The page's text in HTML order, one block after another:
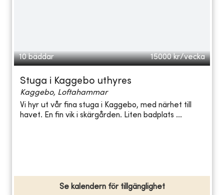
10 bäddar 15000 kr/vecka
Stuga i Kaggebo uthyres
Kaggebo, Loftahammar
Vi hyr ut vår fina stuga i Kaggebo, med närhet till
havet. En fin vik i skärgården. Liten badplats ...
Se kalendern för tillgänglighet